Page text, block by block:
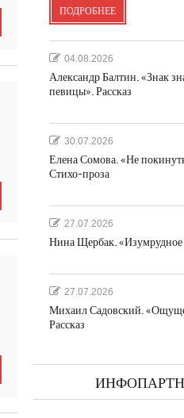
ПОДРОБНЕЕ
04.08.2026
Александр Балтин. «Знак
певицы». Рассказ
30.07.2026
Елена Сомова. «Не
Стихо-проза
27.07.2026
Нина Щербак. «Изумрудное
27.07.2026
Михаил Садовский.
Рассказ